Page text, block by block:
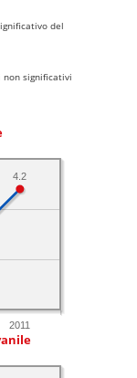
del
non significativi
2011
4.2